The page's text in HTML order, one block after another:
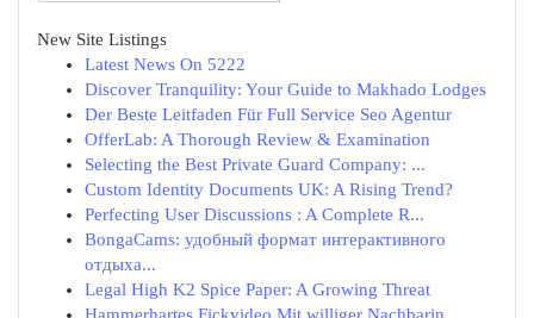
New Site Listings
Latest News On 5222
Discover Tranquility: Your Guide to Makhado Lodges
Der Beste Leitfaden Für Full Service Seo Agentur
OfferLab: A Thorough Review & Examination
Selecting the Best Private Guard Company: ...
Custom Identity Documents UK: A Rising Trend?
Perfecting User Discussions : A Complete R...
BongaCams: удобный формат интерактивного
отдыха...
Legal High K2 Spice Paper: A Growing Threat